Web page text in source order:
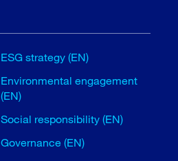
ESG strategy (EN)
Environmental engagement
(EN)
Social responsibility (EN)
Governance (EN)